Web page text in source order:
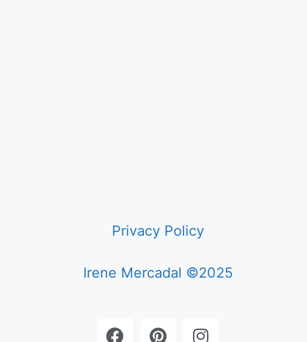
Privacy Policy
Irene Mercadal ©2025